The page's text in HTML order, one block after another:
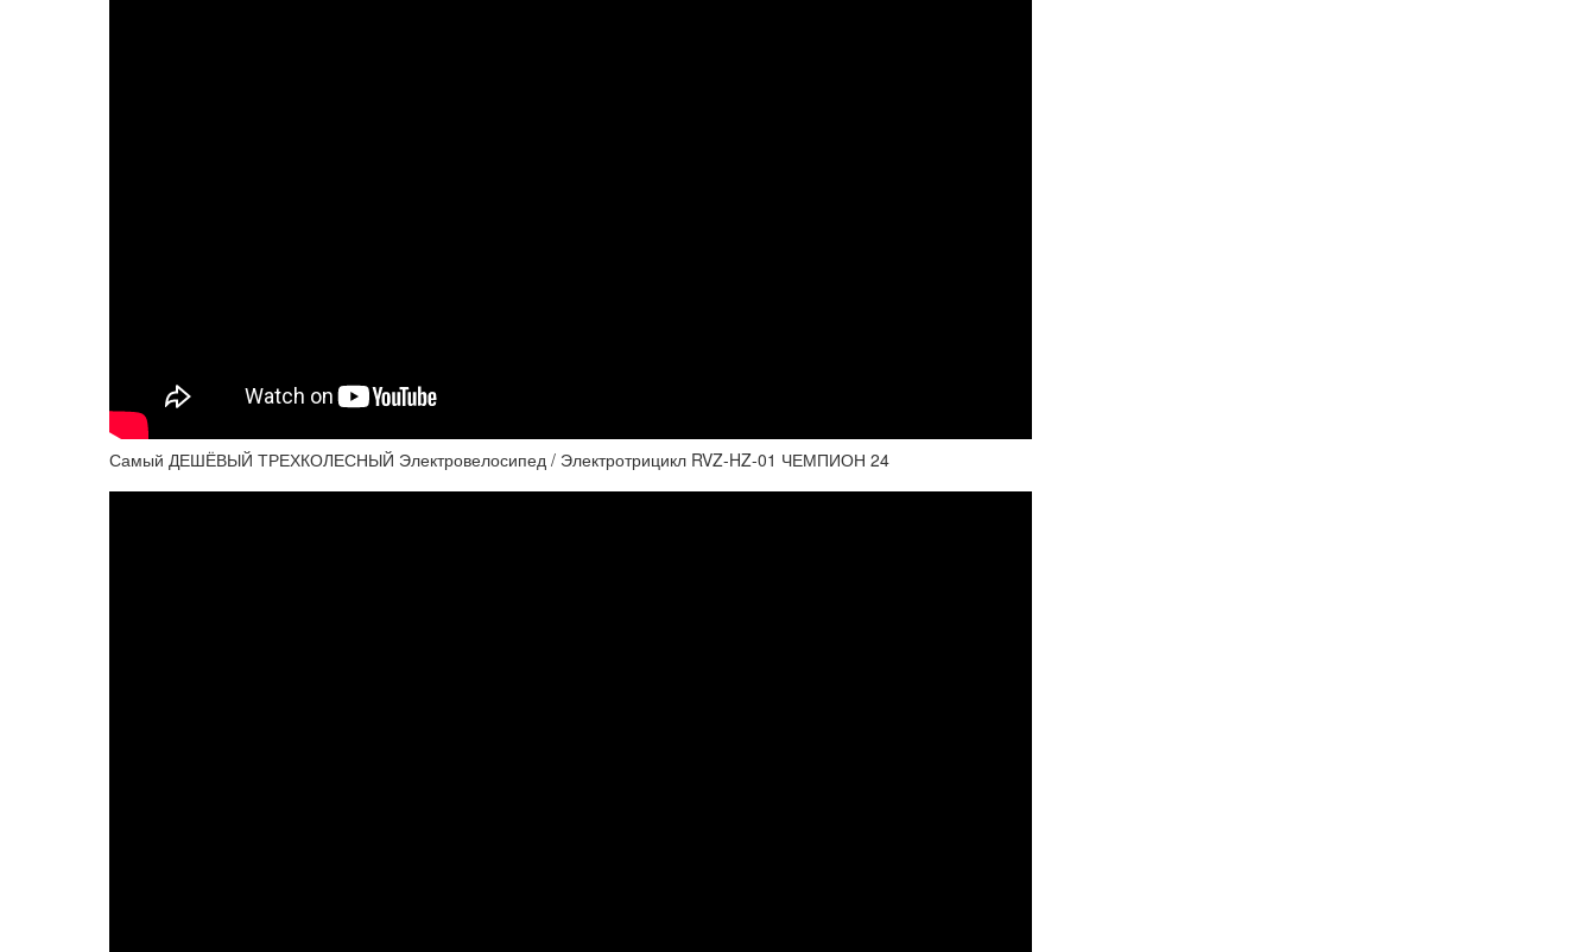
Самый ДЕШЁВЫЙ ТРЕХКОЛЕСНЫЙ Электровелосипед / Электротрицикл RVZ-HZ-01 ЧЕМПИОН 24